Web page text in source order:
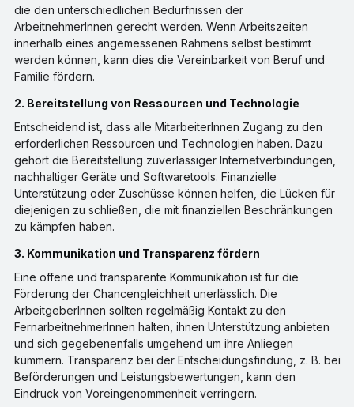
die den unterschiedlichen Bedürfnissen der
ArbeitnehmerInnen gerecht werden. Wenn Arbeitszeiten
innerhalb eines angemessenen Rahmens selbst bestimmt
werden können, kann dies die Vereinbarkeit von Beruf und
Familie fördern.
2. Bereitstellung von Ressourcen und Technologie
Entscheidend ist, dass alle MitarbeiterInnen Zugang zu den
erforderlichen Ressourcen und Technologien haben. Dazu
gehört die Bereitstellung zuverlässiger Internetverbindungen,
nachhaltiger Geräte und Softwaretools. Finanzielle
Unterstützung oder Zuschüsse können helfen, die Lücken für
diejenigen zu schließen, die mit finanziellen Beschränkungen
zu kämpfen haben.
3. Kommunikation und Transparenz fördern
Eine offene und transparente Kommunikation ist für die
Förderung der Chancengleichheit unerlässlich. Die
ArbeitgeberInnen sollten regelmäßig Kontakt zu den
FernarbeitnehmerInnen halten, ihnen Unterstützung anbieten
und sich gegebenenfalls umgehend um ihre Anliegen
kümmern. Transparenz bei der Entscheidungsfindung, z. B. bei
Beförderungen und Leistungsbewertungen, kann den
Eindruck von Voreingenommenheit verringern.